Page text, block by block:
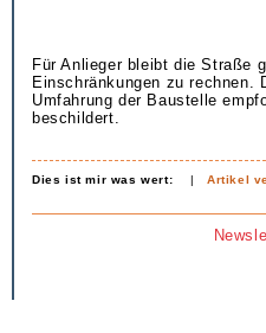
Für Anlieger bleibt die Straße
Einschränkungen zu rechnen.
Umfahrung der Baustelle
beschildert.
Dies ist mir was wert: |Artikel